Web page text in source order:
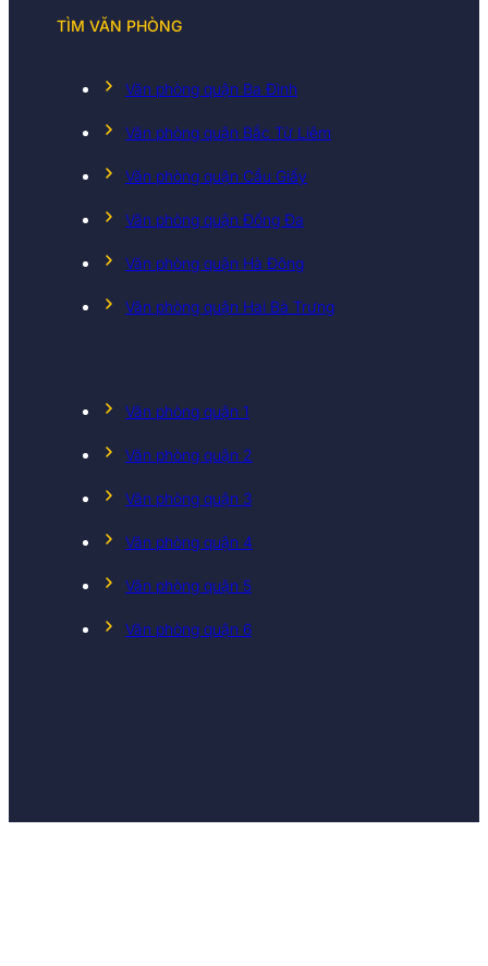
TÌM VĂN PHÒNG
Văn phòng quận Ba Đình
Văn phòng quận Bắc Từ Liêm
Văn phòng quận Cầu Giấy
Văn phòng quận Đống Đa
Văn phòng quận Hà Đông
Văn phòng quận Hai Bà Trưng
Văn phòng quận 1
Văn phòng quận 2
Văn phòng quận 3
Văn phòng quận 4
Văn phòng quận 5
Văn phòng quận 6